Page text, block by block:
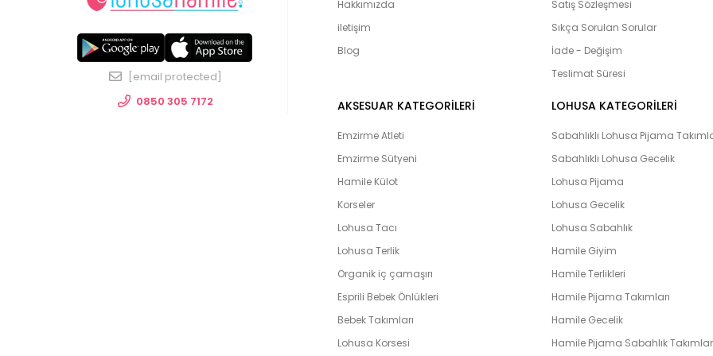
adayları’nın yanı sıra
olduğumuz bebek setlerimiz
çıkış setlerini yaptıran ve
bulunmaktadır. Lohusahamile
vermeye çalışmaktadır. Kapıda
hamile olarak en hızlı bir şekilde
[email protected]
0850 305 7172
Hakkımızda
iletişim
Blog
Satış Sözleşmesi
Sıkça Sorulan Sorular
İade - Değişim
Teslimat Süresi
AKSESUAR KATEGORİLERİ
Emzirme Atleti
Emzirme Sütyeni
Hamile Külot
Korseler
Lohusa Tacı
Lohusa Terlik
Organik iç çamaşırı
Esprili Bebek Önlükleri
Bebek Takımları
Lohusa Korsesi
LOHUSA KATEGORİLERİ
Sabahlıklı Lohusa Pijama
Sabahlıklı Lohusa Gecelik
Lohusa Pijama
Lohusa Gecelik
Lohusa Sabahlık
Hamile Giyim
Hamile Terlikleri
Hamile Pijama Takımları
Hamile Gecelik
Hamile Pijama Sabahlık